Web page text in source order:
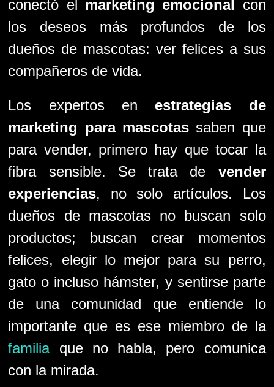
conectó el marketing emocional con
los deseos más profundos de los
dueños de mascotas: ver felices a sus
compañeros de vida.
Los expertos en estrategias de
marketing para mascotas saben que
para vender, primero hay que tocar la
fibra sensible. Se trata de vender
experiencias, no solo artículos. Los
dueños de mascotas no buscan solo
productos; buscan crear momentos
felices, elegir lo mejor para su perro,
gato o incluso hámster, y sentirse parte
de una comunidad que entiende lo
importante que es ese miembro de la
familiaque no habla, pero comunica
con la mirada.